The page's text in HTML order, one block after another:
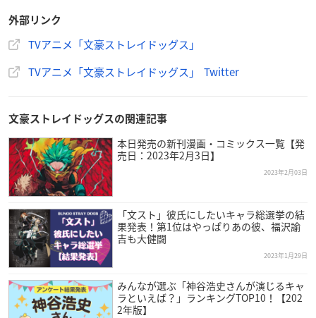
の総合スーパー「イオン」 (沖縄除く)にて対象商品を購入
レゼント！
▼詳細はこちら https://t.co/T7GQWI8uDa #bungosd
tter.com/7SfaFNoOoV
me)February 2, 2023
外部リンク
TVアニメ「文豪ストレイドッグス」
TVアニメ「文豪ストレイドッグス」 Twitter
文豪ストレイドッグスの関連記事
本日発売の新刊漫画・コミックス一覧【発
売日：2023年2月3日】
2023年2月03日
「文スト」彼氏にしたいキャラ総選挙の結
果発表！第1位はやっぱりあの彼、福沢諭
吉も大健闘
2023年1月29日
みんなが選ぶ「神谷浩史さんが演じるキャ
ラといえば？」ランキングTOP10！【202
2年版】